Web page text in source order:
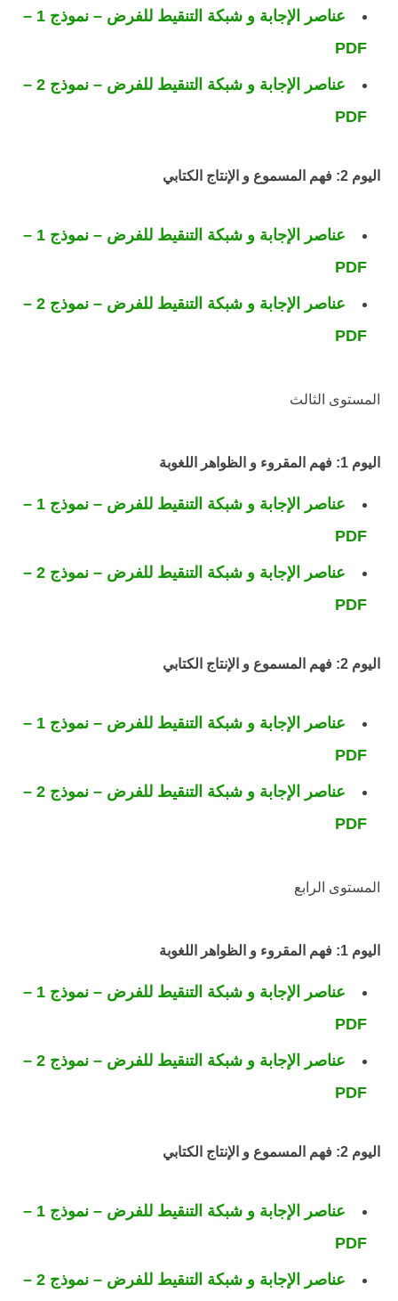
عناصر الإجابة و شبكة التنقيط للفرض – نموذج 1 –
PDF
عناصر الإجابة و شبكة التنقيط للفرض – نموذج 2 –
PDF
اليوم 2: فهم المسموع و الإنتاج الكتابي
عناصر الإجابة و شبكة التنقيط للفرض – نموذج 1 –
PDF
عناصر الإجابة و شبكة التنقيط للفرض – نموذج 2 –
PDF
المستوى الثالث
اليوم 1: فهم المقروء و الظواهر اللغوبة
عناصر الإجابة و شبكة التنقيط للفرض – نموذج 1 –
PDF
عناصر الإجابة و شبكة التنقيط للفرض – نموذج 2 –
PDF
اليوم 2: فهم المسموع و الإنتاج الكتابي
عناصر الإجابة و شبكة التنقيط للفرض – نموذج 1 –
PDF
عناصر الإجابة و شبكة التنقيط للفرض – نموذج 2 –
PDF
المستوى الرابع
اليوم 1: فهم المقروء و الظواهر اللغوبة
عناصر الإجابة و شبكة التنقيط للفرض – نموذج 1 –
PDF
عناصر الإجابة و شبكة التنقيط للفرض – نموذج 2 –
PDF
اليوم 2: فهم المسموع و الإنتاج الكتابي
عناصر الإجابة و شبكة التنقيط للفرض – نموذج 1 –
PDF
عناصر الإجابة و شبكة التنقيط للفرض – نموذج 2 –